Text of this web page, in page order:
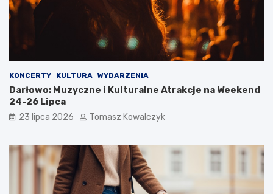
KONCERTY KULTURA WYDARZENIA
Darłowo: Muzyczne i Kulturalne Atrakcje na Weekend
24-26 Lipca
23 lipca 2026 Tomasz Kowalczyk